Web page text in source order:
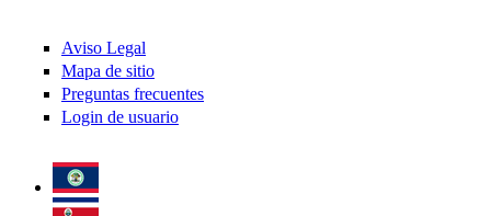
Aviso Legal
Mapa de sitio
Preguntas frecuentes
Login de usuario